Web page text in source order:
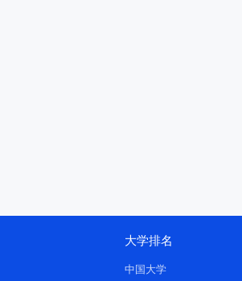
大学排名
中国大学